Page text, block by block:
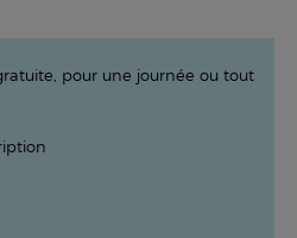
pour une journée ou tout